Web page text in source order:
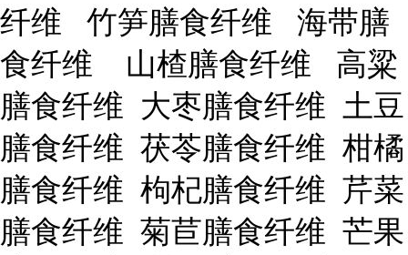
纤维 竹笋膳食纤维 海带膳
食纤维 山楂膳食纤维 高粱
膳食纤维 大枣膳食纤维 土豆
膳食纤维 茯苓膳食纤维 柑橘
膳食纤维 枸杞膳食纤维 芹菜
膳食纤维 菊苣膳食纤维 芒果